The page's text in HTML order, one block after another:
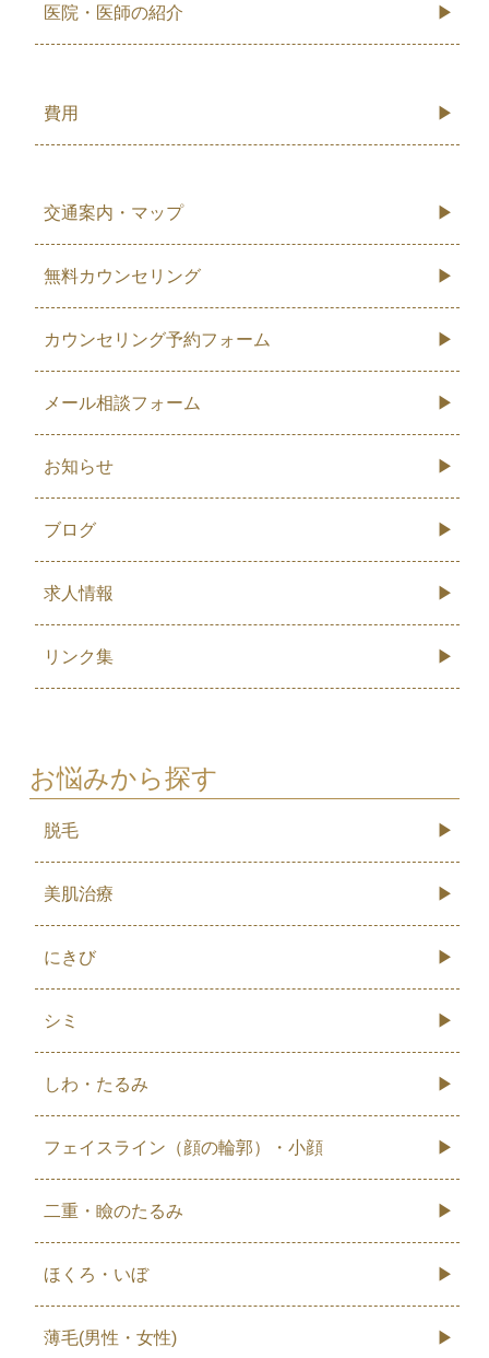
医院・医師の紹介
費用
交通案内・マップ
無料カウンセリング
カウンセリング予約フォーム
メール相談フォーム
お知らせ
ブログ
求人情報
リンク集
お悩みから探す
脱毛
美肌治療
にきび
シミ
しわ・たるみ
フェイスライン（顔の輪郭）・小顔
二重・瞼のたるみ
ほくろ・いぼ
薄毛(男性・女性)